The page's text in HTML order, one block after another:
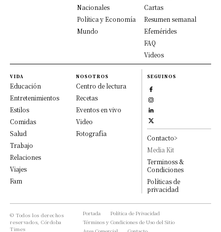
Nacionales
Política y Economía
Mundo
Cartas
Resumen semanal
Efemérides
FAQ
Videos
VIDA
Educación
Entretenimientos
Estilos
Comidas
Salud
Trabajo
Relaciones
Viajes
Fam
NOSOTROS
Centro de lectura
Recetas
Eventos en vivo
Video
Fotografía
SEGUINOS
Contacto>
Media Kit
Terminoss &
Condiciones
Políticas de
privacidad
© Todos los derechos
reservados, Córdoba
Times
Portada
Política de Privacidad
Términos y Condiciones de Uso del Sitio